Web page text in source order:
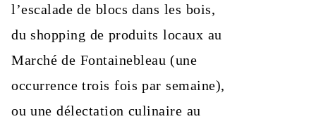
l’escalade de blocs dans les bois,
du shopping de produits locaux au
Marché de Fontainebleau (une
occurrence trois fois par semaine),
ou une délectation culinaire au